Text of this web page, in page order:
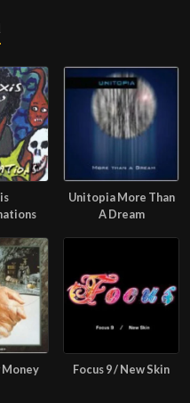
Unitopia More Than
A Dream
Money Focus 9 / New Skin